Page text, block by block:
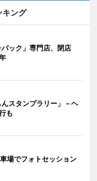
キング
ック」専門店、閉店
スタンプラリー」－ヘ
も
場でフォトセッション